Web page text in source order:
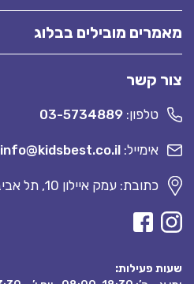
מאמרים מובילים בבלוג
צור קשר
טלפון: 03-5734889
אימייל: info@kidsbest.co.il
כתובת: עמק איילון 10, תל אביב.
שעות פעילות: